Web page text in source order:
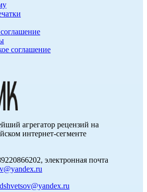
соглашение
агрегатор рецензий на
интернет-сегменте
электронная почта